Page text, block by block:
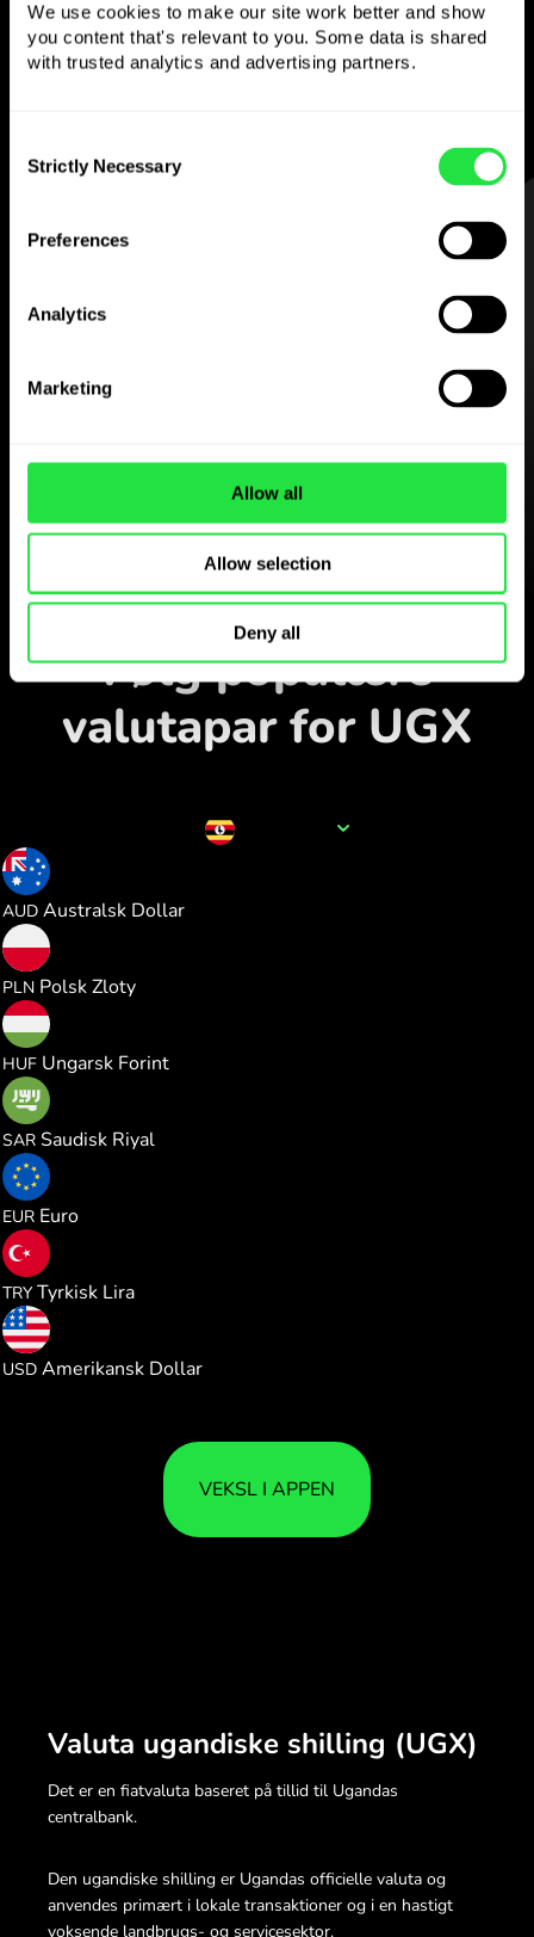
We use cookies to make our site work better and show
you content that's relevant to you. Some data is shared
with trusted analytics and advertising partners.
Selection
Strictly Necessary
Preferences
Analytics
Marketing
Allow all
Allow selection
Deny all
Send penge til udlandet,
hæv i pengeautomater uden
Hent
Hent appen
og opret dig på få minutter.
Veksl i appen
Følg populære
valutapar for UGX
AUD Australsk Dollar
PLN Polsk Zloty
HUF Ungarsk Forint
SAR Saudisk Riyal
EUR Euro
TRY Tyrkisk Lira
USD Amerikansk Dollar
VEKSL I APPEN
Valuta ugandiske shilling (UGX)
Det er en fiatvaluta baseret på tillid til Ugandas
centralbank.
Den ugandiske shilling er Ugandas officielle valuta og
anvendes primært i lokale transaktioner og i en hastigt
voksende landbrugs- og servicesektor.